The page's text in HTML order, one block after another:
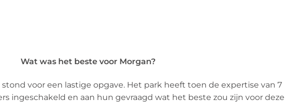
Wat was het beste voor Morgan?
voor een lastige opgave. Het park heeft toen de expertise van 7
ingeschakeld en aan hun gevraagd wat het beste zou zijn voor deze